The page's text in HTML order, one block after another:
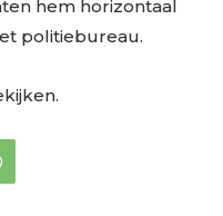
hem horizontaal
politiebureau.